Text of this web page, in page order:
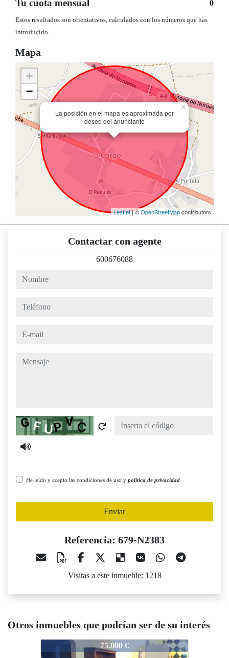
Tu cuota mensual 0
Estos resultados son orientativos, calculados con los números que has
introducido.
Mapa
La posición en el mapa es aproximada por
deseo del anunciante
×
+
−
Leaflet| ©OpenStreetMapcontributors
Contactar con agente
600676088
nombre
teléfono
e-mail
mensaje
Captcha
He leído y acepto las condiciones de uso y política de privacidad
Enviar
Referencia: 679-N2383
Visitas a este inmueble: 1218
Otros inmuebles que podrían ser de su interés
679-N2383
75.000 €
679-N2383 65.000 €